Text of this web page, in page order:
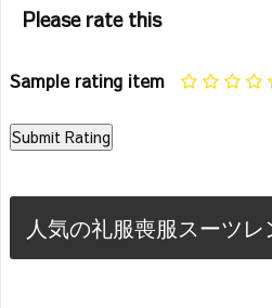
Please rate this
Sample rating item
人気の礼服喪服スーツ